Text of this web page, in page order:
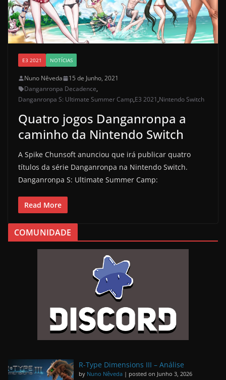
E3 2021 NOTÍCIAS
Nuno Nêveda
15 de Junho, 2021
Danganronpa Decadence,
Danganronpa S: Ultimate Summer Camp,E3 2021,Nintendo Switch
Quatro jogos Danganronpa a
caminho da Nintendo Switch
A Spike Chunsoft anunciou que irá publicar quatro
títulos da série Danganronpa na Nintendo Switch.
Danganronpa S: Ultimate Summer Camp:
Read More
COMUNIDADE
R-Type Dimensions III – Análise
by Nuno Nêveda | posted on Junho 3, 2026